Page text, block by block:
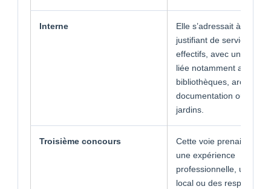
Interne
Elle s’adressait à des
justifiant de services
effectifs, avec une
liée notamment aux
bibliothèques, archives,
documentation ou parcs
jardins.
Troisième concours
Cette voie prenait en
une expérience
professionnelle, un
local ou des